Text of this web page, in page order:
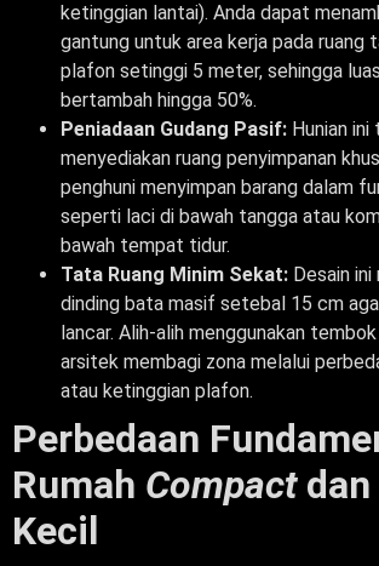
ketinggian lantai). Anda dapat
gantung untuk area kerja pada ruang
plafon setinggi 5 meter, sehingga
bertambah hingga 50%.
Peniadaan Gudang Pasif: Hunian ini
menyediakan ruang penyimpanan
penghuni menyimpan barang dalam
seperti laci di bawah tangga atau
bawah tempat tidur.
Tata Ruang Minim Sekat: Desain
dinding bata masif setebal 15 cm
lancar. Alih-alih menggunakan
arsitek membagi zona melalui
atau ketinggian plafon.
Perbedaan
Rumah Compactdan
Kecil